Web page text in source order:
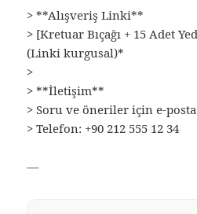
> **Alışveriş Linki**
> [Kretuar Bıçağı + 15 Adet
(Linki kurgusal)*
>
> **İletişim**
> Soru ve öneriler için
> Telefon: +90 212 555 12 34
—